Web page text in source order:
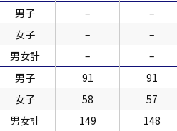
男子 – –
女子
– –
男女計
– –
男子 91 91
女子
58 57
男女計
149 148